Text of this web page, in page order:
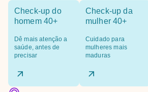
Check-up do
homem 40+
Dê mais atenção a
saúde, antes de
precisar
Check-up da
mulher 40+
Cuidado para
mulheres mais
maduras